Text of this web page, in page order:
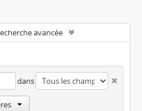
avancée
dans